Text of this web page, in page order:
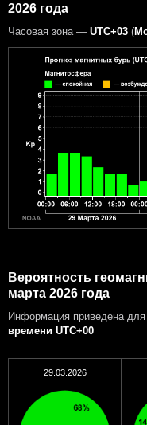
2026 года
Часовая зона — UTC+03 (
Вероятность
марта 2026 года
Информация приведена
времени UTC+00
29.03.2026